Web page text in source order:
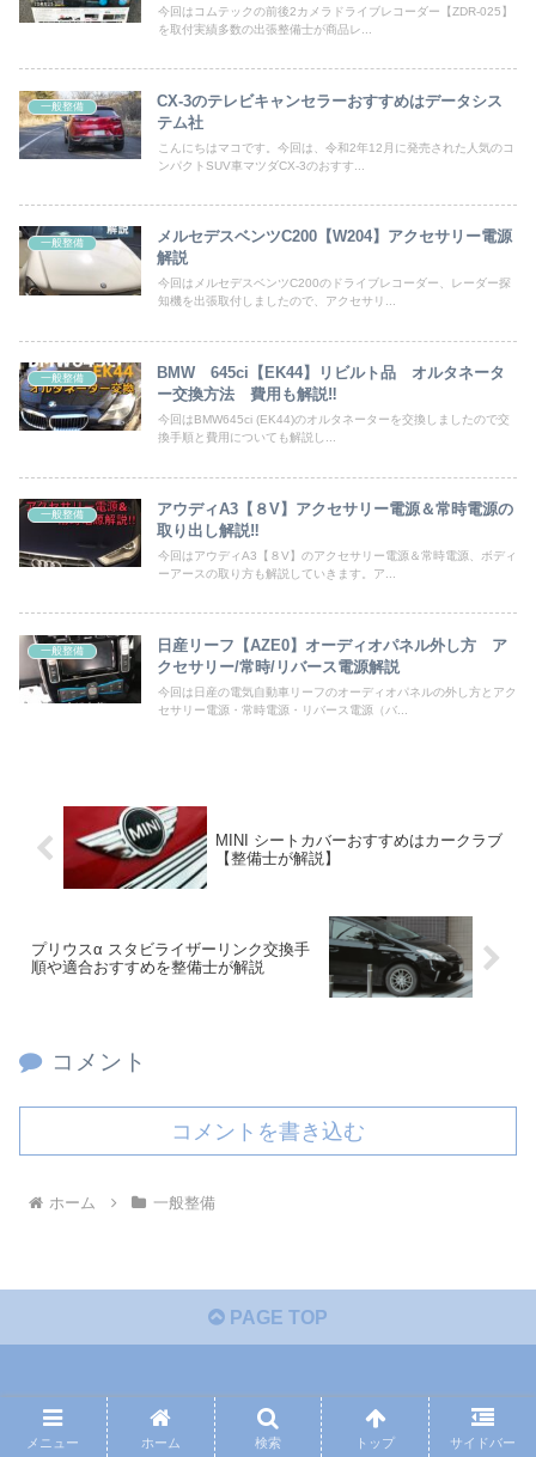
今回はコムテックの前後2カメラドライブレコーダー【ZDR-025】
を取付実績多数の出張整備士が商品レ...
一般整備
CX-3のテレビキャンセラーおすすめはデータシス
テム社
こんにちはマコです。今回は、令和2年12月に発売された人気のコ
ンパクトSUV車マツダCX-3のおすす...
一般整備
メルセデスベンツC200【W204】アクセサリー電源
解説
今回はメルセデスベンツC200のドライブレコーダー、レーダー探
知機を出張取付しましたので、アクセサリ...
一般整備
BMW 645ci【EK44】リビルト品 オルタネータ
ー交換方法 費用も解説‼
今回はBMW645ci (EK44)のオルタネーターを交換しましたので交
換手順と費用についても解説し...
一般整備
アウディA3【８V】アクセサリー電源＆常時電源の
取り出し解説‼
今回はアウディA3【８V】のアクセサリー電源＆常時電源、ボディ
ーアースの取り方も解説していきます。ア...
一般整備
日産リーフ【AZE0】オーディオパネル外し方 ア
クセサリー/常時/リバース電源解説
今回は日産の電気自動車リーフのオーディオパネルの外し方とアク
セサリー電源・常時電源・リバース電源（バ...
MINI シートカバーおすすめはカークラブ
【整備士が解説】
プリウスα スタビライザーリンク交換手
順や適合おすすめを整備士が解説
コメント
コメントを書き込む
ホーム 一般整備
PAGE TOP
メニュー ホーム 検索 トップ サイドバー